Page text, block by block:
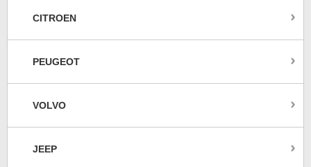
CITROEN
PEUGEOT
VOLVO
JEEP